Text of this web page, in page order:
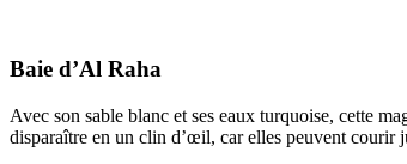
Baie d’Al Raha
Avec son sable blanc et ses eaux turquoise, cette
disparaître en un clin d’œil, car elles peuvent courir